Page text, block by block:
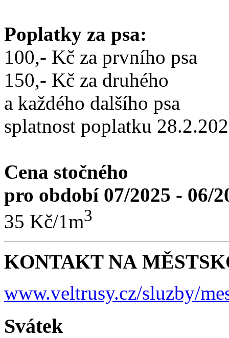
Poplatky za psa:
100,- Kč za prvního psa
150,- Kč za druhého
a každého dalšího psa
splatnost poplatku
Cena stočného
pro období 07/2025 - 06/
35 Kč/1m3
KONTAKT NA
www.veltrusy.cz/sluzby/
Svátek